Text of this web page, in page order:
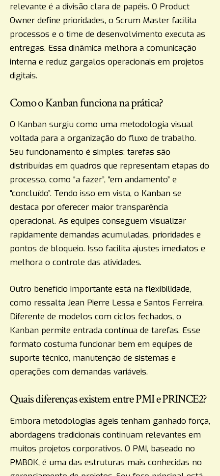
relevante é a divisão clara de papéis. O Product
Owner define prioridades, o Scrum Master facilita
processos e o time de desenvolvimento executa as
entregas. Essa dinâmica melhora a comunicação
interna e reduz gargalos operacionais em projetos
digitais.
Como o Kanban funciona na prática?
O Kanban surgiu como uma metodologia visual
voltada para a organização do fluxo de trabalho.
Seu funcionamento é simples: tarefas são
distribuídas em quadros que representam etapas do
processo, como “a fazer”, “em andamento” e
“concluído”. Tendo isso em vista, o Kanban se
destaca por oferecer maior transparência
operacional. As equipes conseguem visualizar
rapidamente demandas acumuladas, prioridades e
pontos de bloqueio. Isso facilita ajustes imediatos e
melhora o controle das atividades.
Outro benefício importante está na flexibilidade,
como ressalta Jean Pierre Lessa e Santos Ferreira.
Diferente de modelos com ciclos fechados, o
Kanban permite entrada contínua de tarefas. Esse
formato costuma funcionar bem em equipes de
suporte técnico, manutenção de sistemas e
operações com demandas variáveis.
Quais diferenças existem entre PMI e PRINCE2?
Embora metodologias ágeis tenham ganhado força,
abordagens tradicionais continuam relevantes em
muitos projetos corporativos. O PMI, baseado no
PMBOK, é uma das estruturas mais conhecidas no